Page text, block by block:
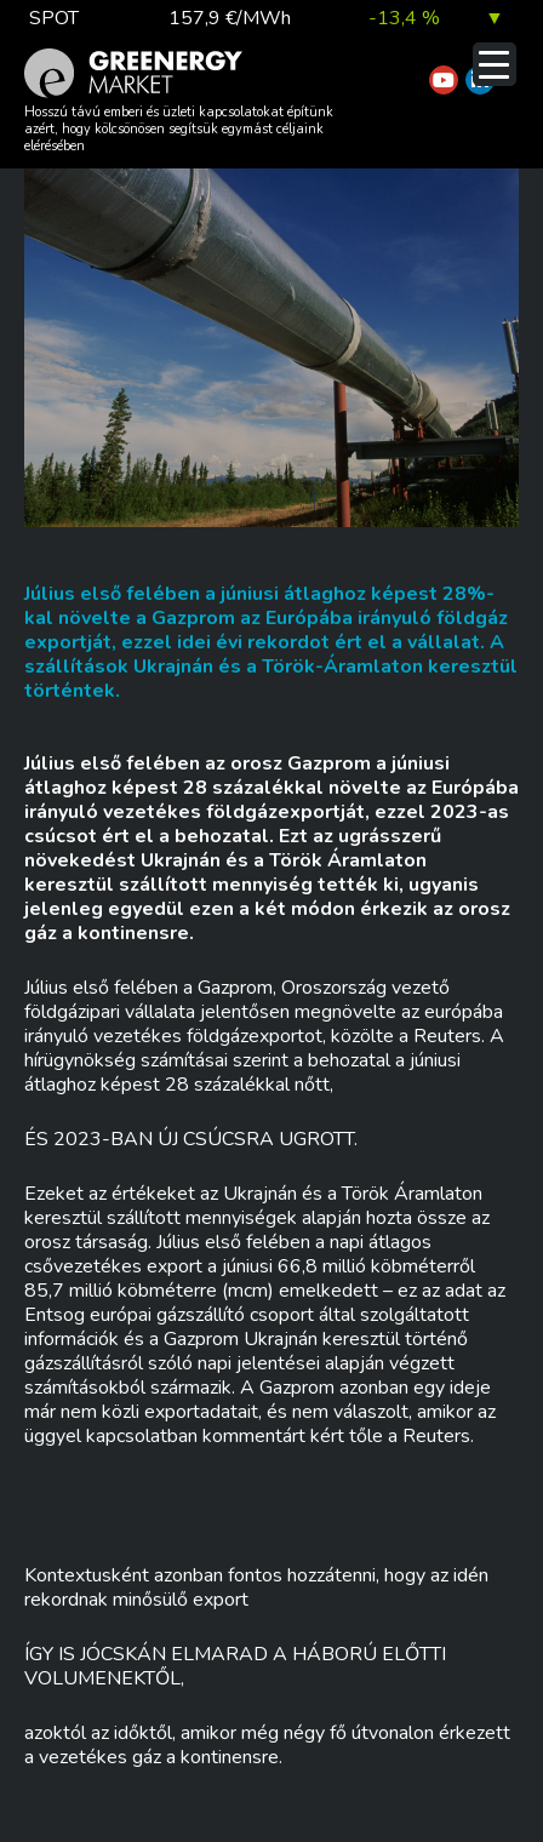
Skip
content
SPOT 157,9 €/MWh -13,4 % ▼
TTF DA 56,1 €/MWh 7,0 % ▲
81,9 €/t
DAX index 26 140,13
EUR árfolyam 363,03 Ft 0,2 % ▲
Hosszú távú emberi és üzleti kapcsolatokat építünk
azért, hogy kölcsönösen segítsük egymást céljaink
elérésében
EGYRE TÖBB OROSZ GÁZ
ÉRKEZIK EURÓPÁBA!
Július első felében a júniusi átlaghoz képest 28%-
kal növelte a Gazprom az Európába irányuló földgáz
exportját, ezzel idei évi rekordot ért el a vállalat. A
szállítások Ukrajnán és a Török-Áramlaton keresztül
történtek.
Július első felében az orosz Gazprom a júniusi
átlaghoz képest 28 százalékkal növelte az Európába
irányuló vezetékes földgázexportját, ezzel 2023-as
csúcsot ért el a behozatal. Ezt az ugrásszerű
növekedést Ukrajnán és a Török Áramlaton
keresztül szállított mennyiség tették ki, ugyanis
jelenleg egyedül ezen a két módon érkezik az orosz
gáz a kontinensre.
Július első felében a Gazprom, Oroszország vezető
földgázipari vállalata jelentősen megnövelte az európába
irányuló vezetékes földgázexportot, közölte a Reuters. A
hírügynökség számításai szerint a behozatal a júniusi
átlaghoz képest 28 százalékkal nőtt,
ÉS 2023-BAN ÚJ CSÚCSRA UGROTT.
Ezeket az értékeket az Ukrajnán és a Török Áramlaton
keresztül szállított mennyiségek alapján hozta össze az
orosz társaság. Július első felében a napi átlagos
csővezetékes export a júniusi 66,8 millió köbméterről
85,7 millió köbméterre (mcm) emelkedett – ez az adat az
Entsog európai gázszállító csoport által szolgáltatott
információk és a Gazprom Ukrajnán keresztül történő
gázszállításról szóló napi jelentései alapján végzett
számításokból származik. A Gazprom azonban egy ideje
már nem közli exportadatait, és nem válaszolt, amikor az
üggyel kapcsolatban kommentárt kért tőle a Reuters.
Kontextusként azonban fontos hozzátenni, hogy az idén
rekordnak minősülő export
ÍGY IS JÓCSKÁN ELMARAD A HÁBORÚ ELŐTTI
VOLUMENEKTŐL,
azoktól az időktől, amikor még négy fő útvonalon érkezett
a vezetékes gáz a kontinensre.